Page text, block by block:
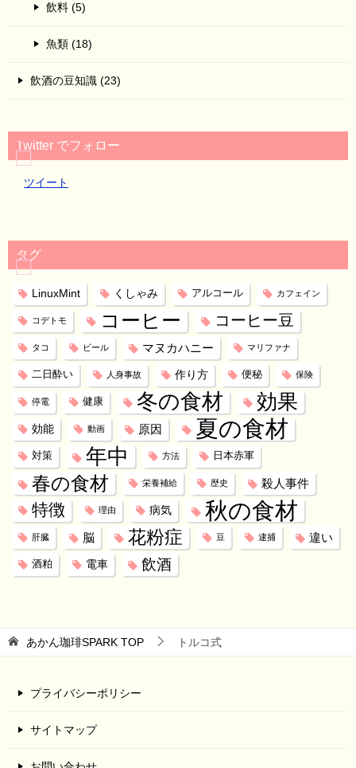
飲料 (5)
魚類 (18)
飲酒の豆知識 (23)
Twitter でフォロー
ツイート
タグ
LinuxMint くしゃみ アルコール カフェイン
コデトモ コーヒー コーヒー豆
タコ ビール マヌカハニー マリファナ
二日酔い 人身事故 作り方 便秘 保険
停電 健康 冬の食材 効果
効能 動画 原因 夏の食材
対策 年中 方法 日本赤軍
春の食材 栄養補給 歴史 殺人事件
特徴 理由 病気 秋の食材
肝臓 脳 花粉症 豆 逮捕 違い
酒粕 電車 飲酒
あかん珈琲SPARK TOP トルコ式
プライバシーポリシー
サイトマップ